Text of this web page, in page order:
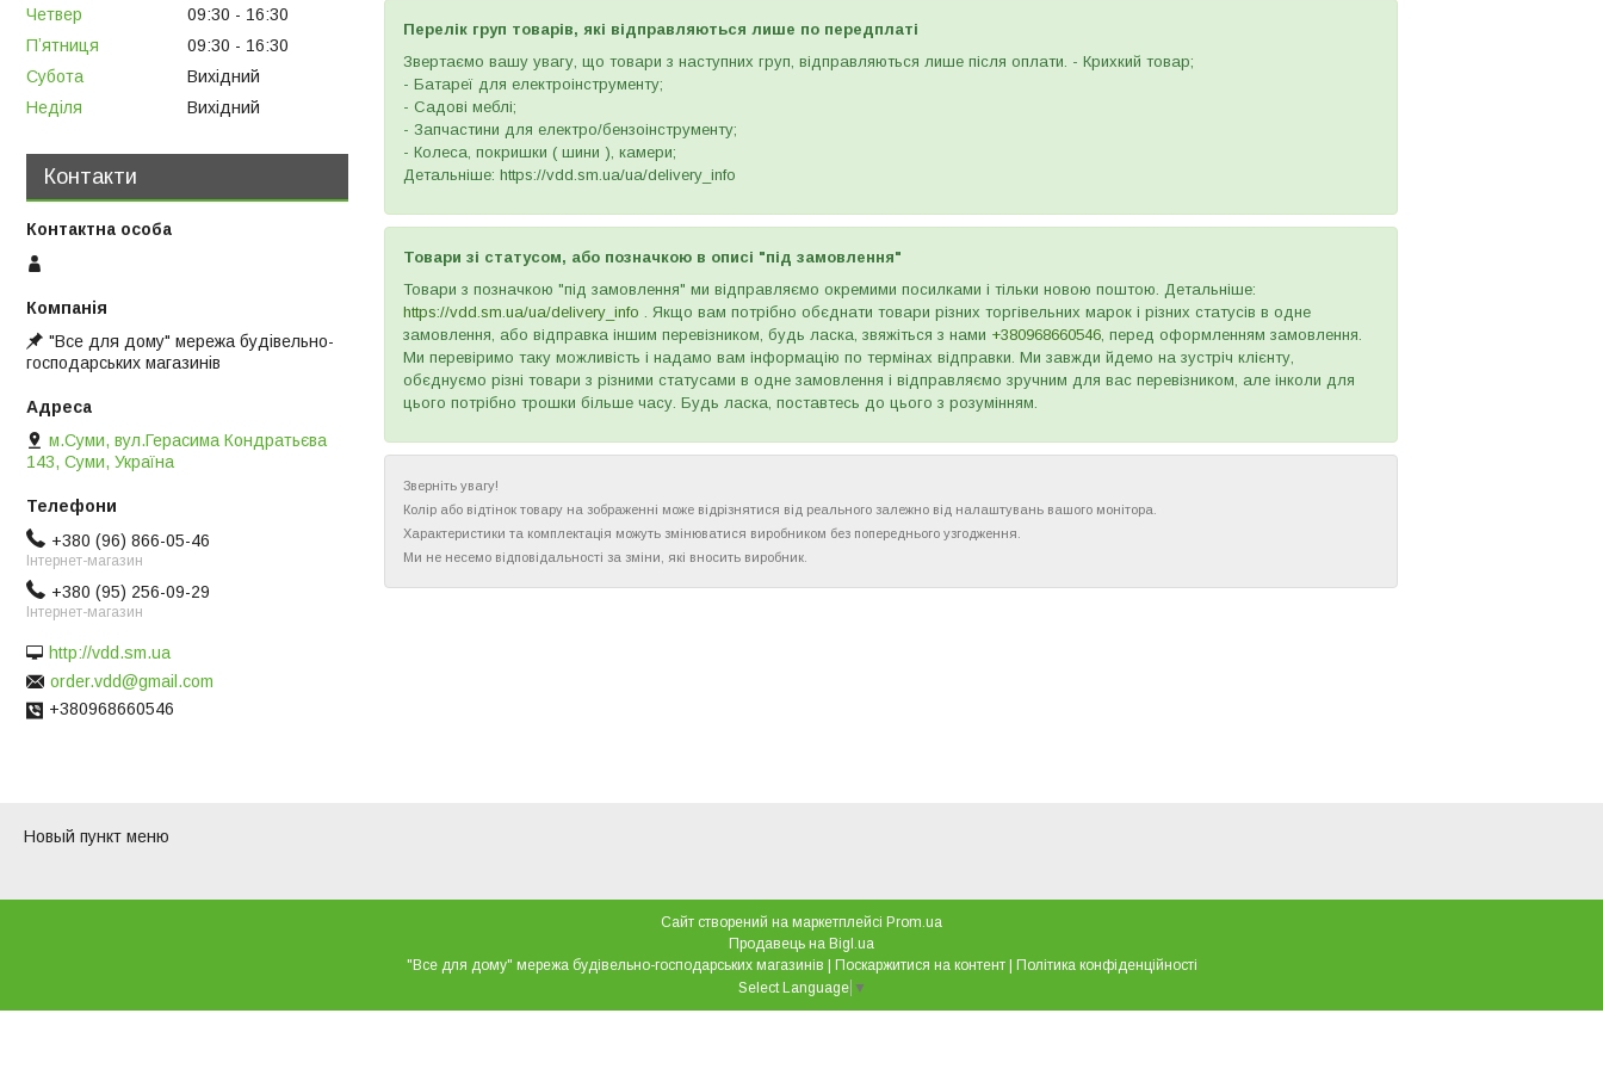
Перелік груп товарів, які відправляються лише по передплаті
Звертаємо вашу увагу, що товари з наступних груп, відправляються лише після оплати. - Крихкий товар;
- Батареї для електроінструменту;
- Садові меблі;
- Запчастини для електро/бензоінструменту;
- Колеса, покришки ( шини ), камери;
Детальніше: https://vdd.sm.ua/ua/delivery_info
Товари зі статусом, або позначкою в описі "під замовлення"
Товари з позначкою "під замовлення" ми відправляємо окремими посилками і тільки новою поштою. Детальніше:
https://vdd.sm.ua/ua/delivery_info . Якщо вам потрібно обєднати товари різних торгівельних марок і різних статусів в одне
замовлення, або відправка іншим перевізником, будь ласка, звяжіться з нами +380968660546, перед оформленням замовлення.
Ми перевіримо таку можливість і надамо вам інформацію по термінах відправки. Ми завжди йдемо на зустріч клієнту,
обєднуємо різні товари з різними статусами в одне замовлення і відправляємо зручним для вас перевізником, але інколи для
цього потрібно трошки більше часу. Будь ласка, поставтесь до цього з розумінням.
Зверніть увагу!
Колір або відтінок товару на зображенні може відрізнятися від реального залежно від налаштувань вашого монітора.
Характеристики та комплектація можуть змінюватися виробником без попереднього узгодження.
Ми не несемо відповідальності за зміни, які вносить виробник.
Четвер
09:30
16:30
Пʼятниця
09:30
16:30
Субота
Вихідний
Неділя
Вихідний
Контакти
"Все для дому" мережа будівельно-
господарських магазинів
м.Суми, вул.Герасима Кондратьєва
143, Суми, Україна
+380 (96) 866-05-46
Інтернет-магазин
+380 (95) 256-09-29
Інтернет-магазин
http://vdd.sm.ua
order.vdd@gmail.com
+380968660546
Новый пункт меню
Сайт створений на маркетплейсі Prom.ua
Продавець на Bigl.ua
Поскаржитися на контент
Політика конфіденційності
Select Language ▼